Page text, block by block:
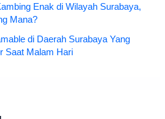
Enak di Wilayah Surabaya,
Mana?
di Daerah Surabaya Yang
Saat Malam Hari